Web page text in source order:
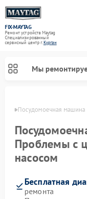
FIX-MAYTAG
Ремонт устройств Maytag
Специализированный
cервисный центр г.Курган
Мы
Посудомоечная машина
Проблемы с
насосом
Бесплатная
ремонта